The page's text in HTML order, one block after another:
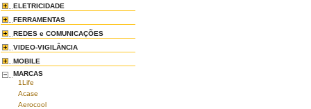
ELETRICIDADE
FERRAMENTAS
REDES e COMUNICAÇÕES
VIDEO-VIGILÂNCIA
MOBILE
MARCAS
1Life
Acase
Aerocool